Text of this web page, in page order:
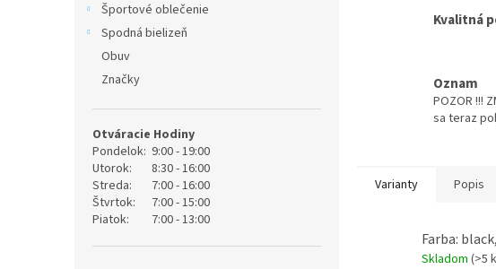
Športové oblečenie
Spodná bielizeň
Obuv
Značky
Otváracie Hodiny
Pondelok: 9:00 - 19:00
Utorok:
8:30 - 16:00
Streda:
7:00 - 16:00
Štvrtok:
7:00 - 15:00
Piatok:
7:00 - 13:00
Kvalitná
Oznam
POZOR !!!
sa teraz
Varianty Popis
Farba:
Skladom (>5